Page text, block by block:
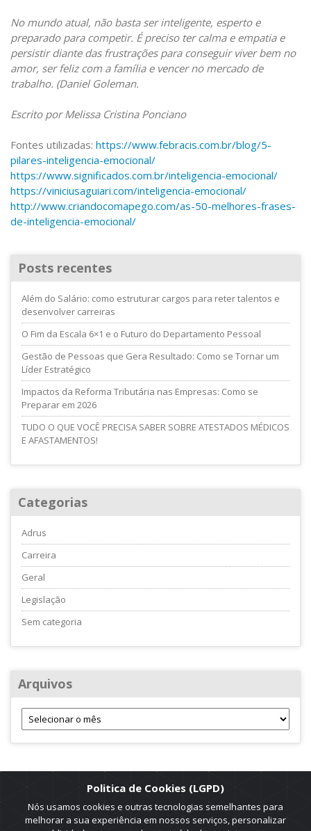
No mundo atual, não basta ser inteligente, esperto e
preparado para competir. É preciso ter calma e empatia e
persistir diante das frustrações para conseguir viver bem no
amor, ser feliz com a família e vencer no mercado de
trabalho. (Daniel Goleman.
Escrito por Melissa Cristina Ponciano
Fontes utilizadas: https://www.febracis.com.br/blog/5-
pilares-inteligencia-emocional/
https://www.significados.com.br/inteligencia-emocional/
https://viniciusaguiari.com/inteligencia-emocional/
http://www.criandocomapego.com/as-50-melhores-frases-
de-inteligencia-emocional/
Posts recentes
Além do Salário: como estruturar cargos para reter talentos e
desenvolver carreiras
O Fim da Escala 6×1 e o Futuro do Departamento Pessoal
Gestão de Pessoas que Gera Resultado: Como se Tornar um
Líder Estratégico
Impactos da Reforma Tributária nas Empresas: Como se
Preparar em 2026
TUDO O QUE VOCÊ PRECISA SABER SOBRE ATESTADOS MÉDICOS
E AFASTAMENTOS!
Categorias
Adrus
Carreira
Geral
Legislação
Sem categoria
Arquivos
Politica de Cookies (LGPD)
Nós usamos cookies e outras tecnologias semelhantes para
melhorar a sua experiência em nossos serviços, personalizar